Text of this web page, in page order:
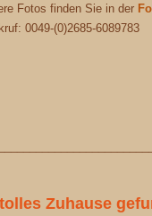
Fotos finden Sie in der
0049-(0)2685-6089783
Zuhause